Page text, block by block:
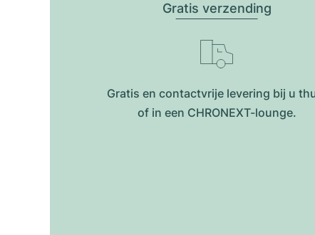
Gratis verzending
Gratis en contactvrije levering bij u
of in een CHRONEXT-lounge.